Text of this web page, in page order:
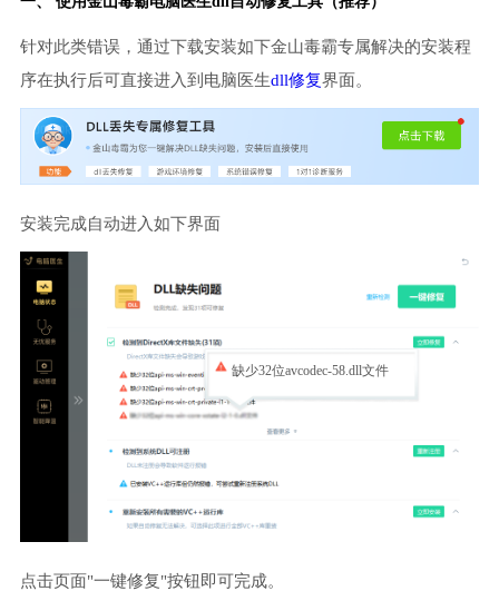
针对此类错误，通过下载安装如下金山毒霸专属解决的安装程
序在执行后可直接进入到电脑医生dll修复界面。
安装完成自动进入如下界面
缺少32位avcodec-58.dll文件
点击页面"一键修复"按钮即可完成。